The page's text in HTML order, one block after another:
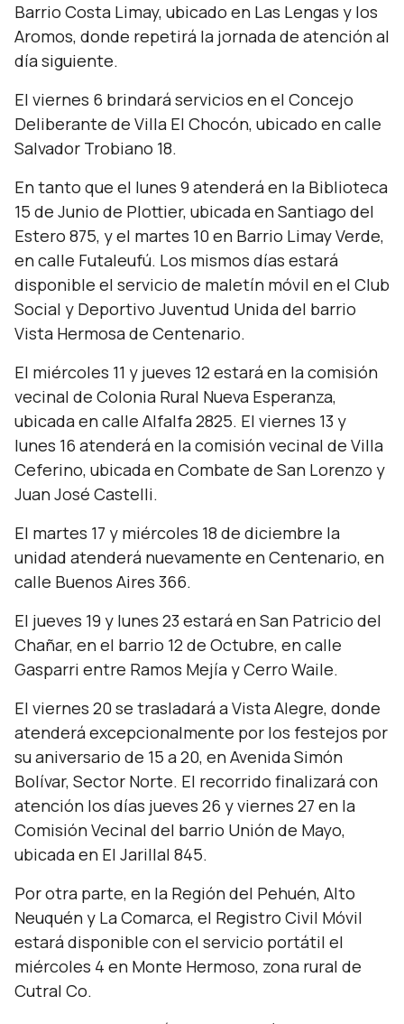
Barrio Costa Limay, ubicado en Las Lengas y los
Aromos, donde repetirá la jornada de atención al
día siguiente.
El viernes 6 brindará servicios en el Concejo
Deliberante de Villa El Chocón, ubicado en calle
Salvador Trobiano 18.
En tanto que el lunes 9 atenderá en la Biblioteca
15 de Junio de Plottier, ubicada en Santiago del
Estero 875, y el martes 10 en Barrio Limay Verde,
en calle Futaleufú. Los mismos días estará
disponible el servicio de maletín móvil en el Club
Social y Deportivo Juventud Unida del barrio
Vista Hermosa de Centenario.
El miércoles 11 y jueves 12 estará en la comisión
vecinal de Colonia Rural Nueva Esperanza,
ubicada en calle Alfalfa 2825. El viernes 13 y
lunes 16 atenderá en la comisión vecinal de Villa
Ceferino, ubicada en Combate de San Lorenzo y
Juan José Castelli.
El martes 17 y miércoles 18 de diciembre la
unidad atenderá nuevamente en Centenario, en
calle Buenos Aires 366.
El jueves 19 y lunes 23 estará en San Patricio del
Chañar, en el barrio 12 de Octubre, en calle
Gasparri entre Ramos Mejía y Cerro Waile.
El viernes 20 se trasladará a Vista Alegre, donde
atenderá excepcionalmente por los festejos por
su aniversario de 15 a 20, en Avenida Simón
Bolívar, Sector Norte. El recorrido finalizará con
atención los días jueves 26 y viernes 27 en la
Comisión Vecinal del barrio Unión de Mayo,
ubicada en El Jarillal 845.
Por otra parte, en la Región del Pehuén, Alto
Neuquén y La Comarca, el Registro Civil Móvil
estará disponible con el servicio portátil el
miércoles 4 en Monte Hermoso, zona rural de
Cutral Co.